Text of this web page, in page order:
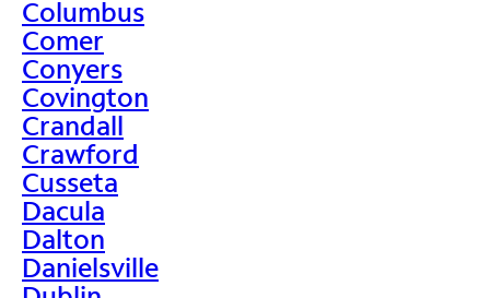
Columbus
Comer
Conyers
Covington
Crandall
Crawford
Cusseta
Dacula
Dalton
Danielsville